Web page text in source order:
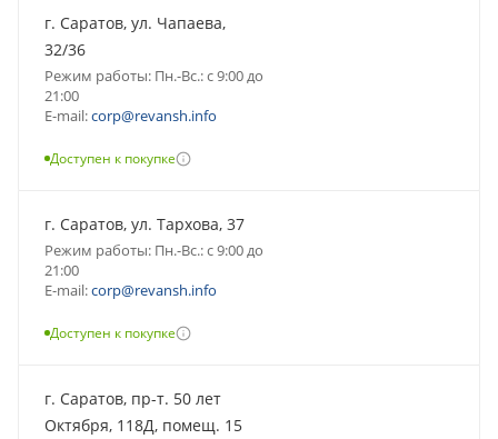
г. Саратов, ул. Чапаева,
32/36
Режим работы: Пн.-Вс.: с 9:00 до
21:00
E-mail:corp@revansh.info
Доступен к покупке
г. Саратов, ул. Тархова, 37
Режим работы: Пн.-Вс.: с 9:00 до
21:00
E-mail:corp@revansh.info
Доступен к покупке
г. Саратов, пр-т. 50 лет
Октября, 118Д, помещ. 15